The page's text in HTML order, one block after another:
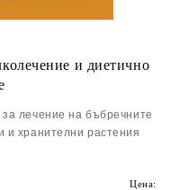
и диетично
лечение на бъбречните
и хранителни растения
Цена: